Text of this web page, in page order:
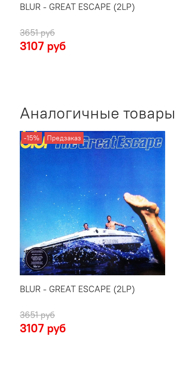
BLUR - GREAT ESCAPE (2LP)
3651 руб
3107 руб
Аналогичные товары
-15% Предзаказ
BLUR - GREAT ESCAPE (2LP)
3651 руб
3107 руб